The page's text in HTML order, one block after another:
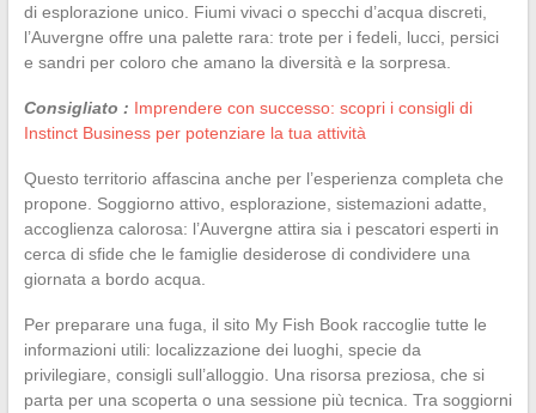
di esplorazione unico. Fiumi vivaci o specchi d’acqua discreti,
l’Auvergne offre una palette rara: trote per i fedeli, lucci, persici
e sandri per coloro che amano la diversità e la sorpresa.
Consigliato : Imprendere con successo: scopri i consigli di
Instinct Business per potenziare la tua attività
Questo territorio affascina anche per l’esperienza completa che
propone. Soggiorno attivo, esplorazione, sistemazioni adatte,
accoglienza calorosa: l’Auvergne attira sia i pescatori esperti in
cerca di sfide che le famiglie desiderose di condividere una
giornata a bordo acqua.
Per preparare una fuga, il sito My Fish Book raccoglie tutte le
informazioni utili: localizzazione dei luoghi, specie da
privilegiare, consigli sull’alloggio. Una risorsa preziosa, che si
parta per una scoperta o una sessione più tecnica. Tra soggiorni